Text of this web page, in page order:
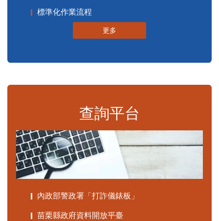
標準化作業流程
更多
查詢平台
內政部警政署「打詐儀錶板」
苗栗縣政府資料開放平臺